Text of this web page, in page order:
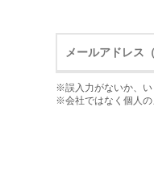
※誤入力がないか、い
※会社ではなく個人の